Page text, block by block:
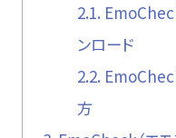
2.1.
ンロード
2.2.
方